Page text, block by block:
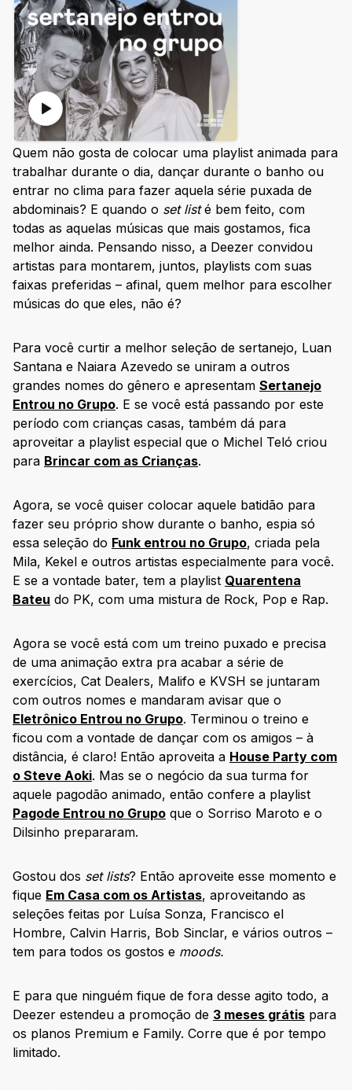
Quem não gosta de colocar uma playlist animada para
trabalhar durante o dia, dançar durante o banho ou
entrar no clima para fazer aquela série puxada de
abdominais? E quando o set listé bem feito, com
todas as aquelas músicas que mais gostamos, fica
melhor ainda. Pensando nisso, a Deezer convidou
artistas para montarem, juntos, playlists com suas
faixas preferidas – afinal, quem melhor para escolher
músicas do que eles, não é?
Para você curtir a melhor seleção de sertanejo, Luan
Santana e Naiara Azevedo se uniram a outros
grandes nomes do gênero e apresentam Sertanejo
Entrou no Grupo. E se você está passando por este
período com crianças casas, também dá para
aproveitar a playlist especial que o Michel Teló criou
para Brincar com as Crianças.
Agora, se você quiser colocar aquele batidão para
fazer seu próprio show durante o banho, espia só
essa seleção do Funk entrou no Grupo, criada pela
Mila, Kekel e outros artistas especialmente para você.
E se a vontade bater, tem a playlist Quarentena
Bateu do PK, com uma mistura de Rock, Pop e Rap.
Agora se você está com um treino puxado e precisa
de uma animação extra pra acabar a série de
exercícios, Cat Dealers, Malifo e KVSH se juntaram
com outros nomes e mandaram avisar que o
Eletrônico Entrou no Grupo. Terminou o treino e
ficou com a vontade de dançar com os amigos – à
distância, é claro! Então aproveita a House Party com
o Steve Aoki. Mas se o negócio da sua turma for
aquele pagodão animado, então confere a playlist
Pagode Entrou no Grupo que o Sorriso Maroto e o
Dilsinho prepararam.
Gostou dos set lists? Então aproveite esse momento e
fique Em Casa com os Artistas, aproveitando as
seleções feitas por Luísa Sonza, Francisco el
Hombre, Calvin Harris, Bob Sinclar, e vários outros –
tem para todos os gostos e moods.
E para que ninguém fique de fora desse agito todo, a
Deezer estendeu a promoção de 3 meses grátis para
os planos Premium e Family. Corre que é por tempo
limitado.